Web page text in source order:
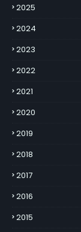
2025
2024
2023
2022
2021
2020
2019
2018
2017
2016
2015